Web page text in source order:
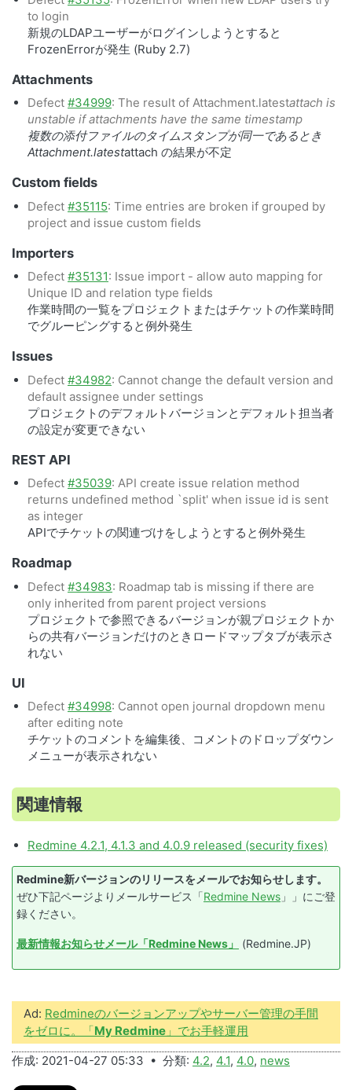
to login
新規のLDAPユーザーがログインしようとすると
FrozenErrorが発生 (Ruby 2.7)
Attachments
Defect #34999: The result of Attachment.latestattach is
unstable if attachments have the same timestamp
複数の添付ファイルのタイムスタンプが同一であるとき
Attachment.latestattach の結果が不定
Custom fields
Defect #35115: Time entries are broken if grouped by
project and issue custom fields
Importers
Defect #35131: Issue import - allow auto mapping for
Unique ID and relation type fields
作業時間の一覧をプロジェクトまたはチケットの作業時間
でグルーピングすると例外発生
Issues
Defect #34982: Cannot change the default version and
default assignee under settings
プロジェクトのデフォルトバージョンとデフォルト担当者
の設定が変更できない
REST API
Defect #35039: API create issue relation method
returns undefined method `split' when issue id is sent
as integer
APIでチケットの関連づけをしようとすると例外発生
Roadmap
Defect #34983: Roadmap tab is missing if there are
only inherited from parent project versions
プロジェクトで参照できるバージョンが親プロジェクトか
らの共有バージョンだけのときロードマップタブが表示さ
れない
UI
Defect #34998: Cannot open journal dropdown menu
after editing note
チケットのコメントを編集後、コメントのドロップダウン
メニューが表示されない
関連情報
Redmine 4.2.1, 4.1.3 and 4.0.9 released (security fixes)
Redmine新バージョンのリリースをメールでお知らせします。
ぜひ下記ページよりメールサービス「Redmine News 」」にご登
録ください。
最新情報お知らせメール「Redmine News」 (Redmine.JP)
Ad: Redmineのバージョンアップやサーバー管理の手間
をゼロに。「My Redmine 」でお手軽運用
作成: 2021-04-27 05:33 • 分類: 4.2, 4.1, 4.0, news